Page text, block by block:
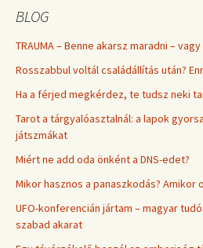
BLOG
TRAUMA – Benne akarsz maradni –
Rosszabbul voltál családállítás után?
Ha a férjed megkérdez, te tudsz neki
Tarot a tárgyalóasztalnál: a lapok
játszmákat
Miért ne add oda önként a DNS-edet?
Mikor hasznos a panaszkodás? Amikor
UFO-konferencián jártam – magyar
szabad akarat